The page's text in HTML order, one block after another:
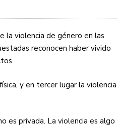
la violencia de género en las
reconocen haber vivido
y en tercer lugar la violencia
es privada. La violencia es algo